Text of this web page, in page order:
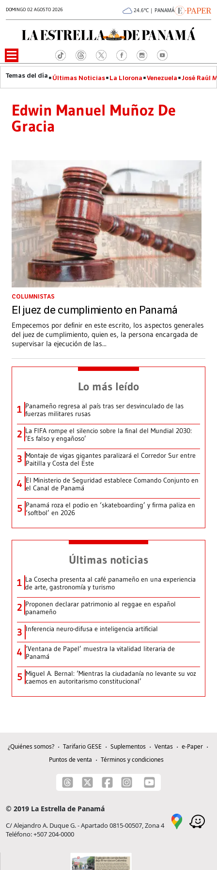
DOMINGO 02 AGOSTO 2026 24.6°C | PANAMÁ
Últimas Noticias La Llorona Venezuela José Raúl
Edwin Manuel Muñoz De
Gracia
COLUMNISTAS
El juez de cumplimiento en Panamá
Empecemos por definir en este escrito, los aspectos generales
del juez de cumplimiento, quien es, la persona encargada de
supervisar la ejecución de las...
Lo más leído
1 Panameño regresa al país tras ser desvinculado de las
fuerzas militares rusas
2 La FIFA rompe el silencio sobre la final del Mundial 2030:
‘Es falso y engañoso’
3 Montaje de vigas gigantes paralizará el Corredor Sur entre
Paitilla y Costa del Este
4 El Ministerio de Seguridad establece Comando Conjunto en
el Canal de Panamá
5 Panamá roza el podio en ‘skateboarding’ y firma paliza en
‘softbol’ en 2026
Últimas noticias
1 La Cosecha presenta al café panameño en una experiencia
de arte, gastronomía y turismo
2 Proponen declarar patrimonio al reggae en español
panameño
3 Inferencia neuro-difusa e inteligencia artificial
4 ‘Ventana de Papel’ muestra la vitalidad literaria de
Panamá
5 Miguel A. Bernal: ‘Mientras la ciudadanía no levante su voz
caemos en autoritarismo constitucional’
¿Quiénes somos? Tarifario GESE Suplementos Ventas
e-Paper
Puntos de venta
Términos y condiciones
© 2019 La Estrella de Panamá
C/ Alejandro A. Duque G. - Apartado 0815-00507, Zona 4
Teléfono: +507 204-0000